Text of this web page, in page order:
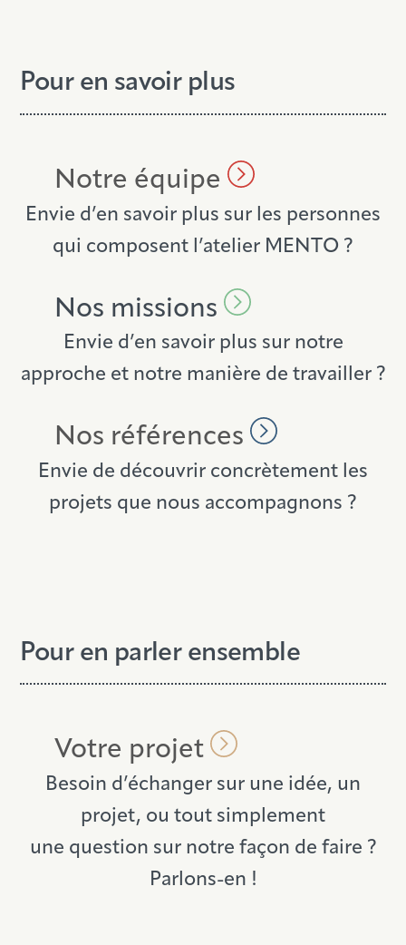
Pour en savoir plus
Notre équipe
Envie d’en savoir plus sur les personnes
qui composent l’atelier MENTO ?
Nos missions
Envie d’en savoir plus sur notre
approche et notre manière de travailler ?
Nos références
Envie de découvrir concrètement les
projets que nous accompagnons ?
Pour en parler ensemble
Votre projet
Besoin d’échanger sur une idée, un
projet, ou tout simplement
une question sur notre façon de faire ?
Parlons-en !